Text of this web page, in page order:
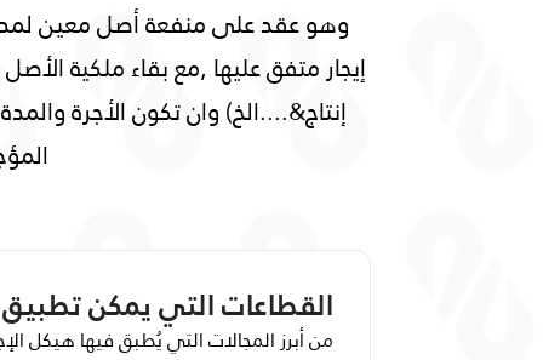
وهو عقد على منفعة أصل معين لمدة
إيجار متفق عليها ,مع بقاء ملكية
إنتاج&....الخ) وان تكون الأجرة
القطاعات التي يمكن تطبيق
من أبرز المجالات التي يُطبق فيها هيكل